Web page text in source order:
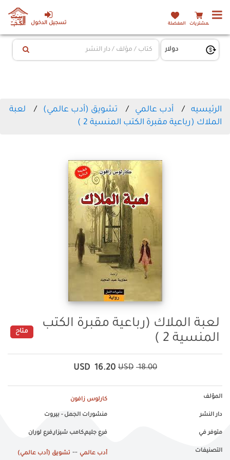
تسجيل الدخول المشتريات المفضلة
الرئيسيه أدب عالمي تشويق (أدب عالمي)
لعبة
الملاك (رباعية مقبرة الكتب المنسية 2 )
لعبة الملاك (رباعية مقبرة الكتب
المنسية 2 )
متاح
18.00
USD
16.20
USD
المؤلف كارلوس زافون
دار النشر منشورات الجمل - بيروت
متوفر في فرع جليم,كامب شيزار,فرع لوران
التصنيفات أدب عالمي -- تشويق (أدب عالمي)